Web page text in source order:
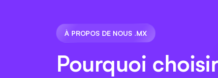
À PROPOS DE NOUS .MX
Pourquoi